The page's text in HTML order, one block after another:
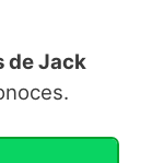
de Jack